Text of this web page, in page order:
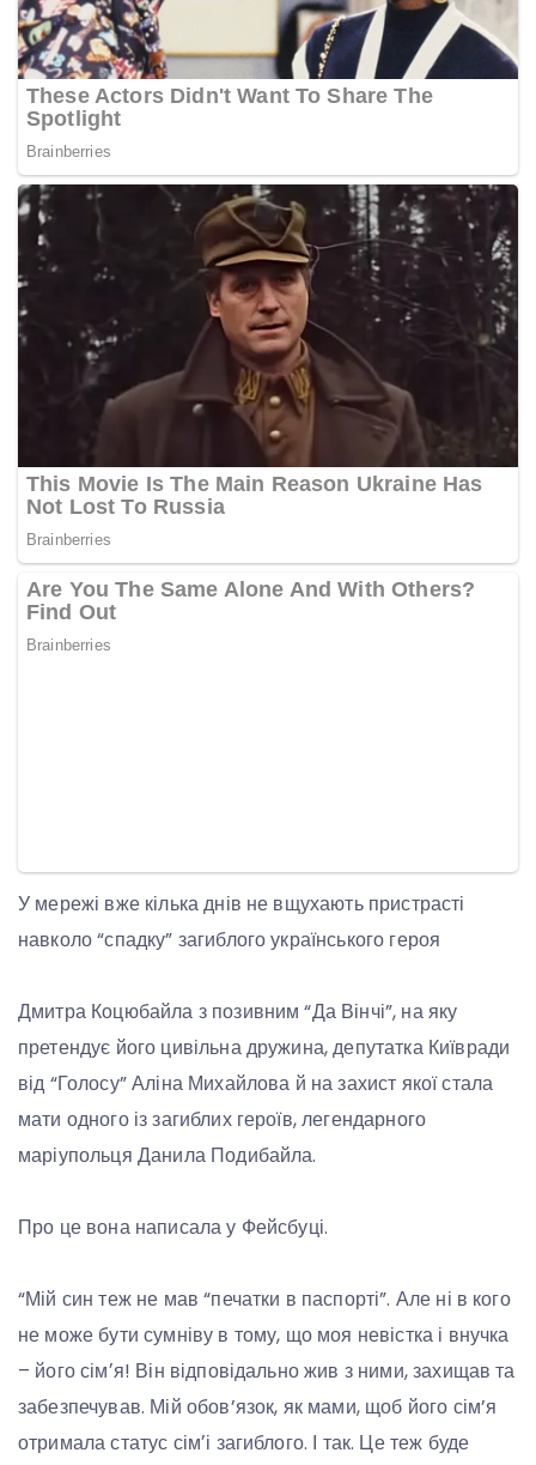
У мережі вже кілька днів не вщухають пристрасті
навколо “спадку” загиблого українського героя
Дмитра Коцюбайла з позивним “Да Вінчі”, на яку
претендує його цивільна дружина, депутатка Київради
від “Голосу” Аліна Михайлова й на захист якої стала
мати одного із загиблих героїв, легендарного
маріупольця Данила Подибайла.
Про це вона написала у Фейсбуці.
“Мій син теж не мав “печатки в паспорті”. Але ні в кого
не може бути сумніву в тому, що моя невістка і внучка
– його сімʼя! Він відповідально жив з ними, захищав та
забезпечував. Мій обов’язок, як мами, щоб його сім’я
отримала статус сімʼі загиблого. І так. Це теж буде